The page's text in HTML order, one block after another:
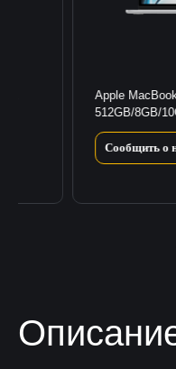
Apple
512GB/8GB/
Сообщить о